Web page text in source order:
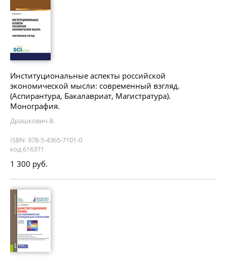
Институциональные аспекты российской
экономической мысли: современный взгляд.
(Аспирантура, Бакалавриат, Магистратура).
Монография.
Драшкович В.
ISBN: 978-5-4365-7101-0
код 616371
1 300 руб.